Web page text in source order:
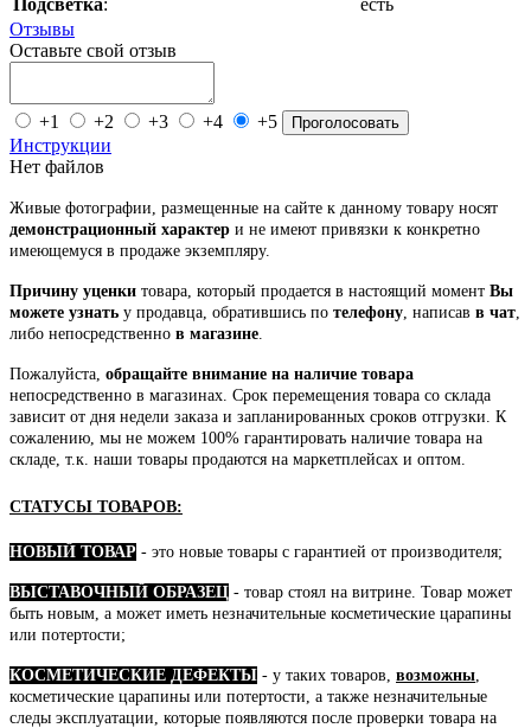
Подсветка:
есть
Отзывы
Оставьте свой отзыв
+1 +2 +3 +4 +5 Проголосовать
Инструкции
Нет файлов
Живые фотографии, размещенные на сайте к данному товару носят
демонстрационный характер и не имеют привязки к конкретно
имеющемуся в продаже экземпляру.
Причину уценки товара, который продается в настоящий момент Вы
можете узнать у продавца, обратившись по телефону, написав в чат,
либо непосредственно в магазине.
Пожалуйста, обращайте внимание на наличие товара
непосредственно в магазинах. Срок перемещения товара со склада
зависит от дня недели заказа и запланированных сроков отгрузки. К
сожалению, мы не можем 100% гарантировать наличие товара на
складе, т.к. наши товары продаются на маркетплейсах и оптом.
СТАТУСЫ ТОВАРОВ:
НОВЫЙ ТОВАР - это новые товары с гарантией от производителя;
ВЫСТАВОЧНЫЙ ОБРАЗЕЦ - товар стоял на витрине. Товар может
быть новым, а может иметь незначительные косметические царапины
или потертости;
КОСМЕТИЧЕСКИЕ ДЕФЕКТЫ - у таких товаров, возможны
косметические царапины или потертости, а также незначительные
следы эксплуатации, которые появляются после проверки товара на